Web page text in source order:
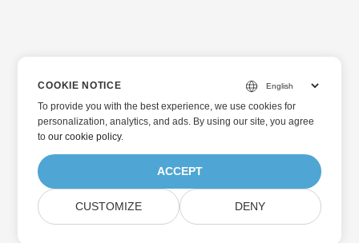
COOKIE NOTICE
To provide you with the best experience, we use cookies for
personalization, analytics, and ads. By using our site, you agree
toour cookie policy.
ACCEPT
CUSTOMIZE DENY